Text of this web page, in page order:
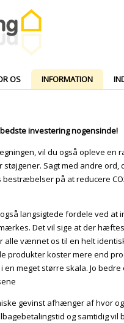
OS INFORMATION
investering nogensinde!
vil du også opleve
Sagt med andre ord,
på at reducere
langsigtede fordele ved at
Det vil sige at der
alle vænnet os til en helt
produkter koster mere end
en meget større skala. Jo
gevinst afhænger af hvor
og samtidig vil